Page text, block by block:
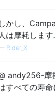
しかし、
人は摩耗します
Rider_X
andy256-摩
すべての寿